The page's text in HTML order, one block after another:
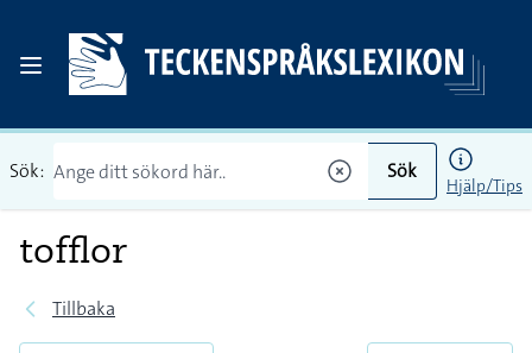
Sök: Sök
Hjälp/Tips
tofflor
Tillbaka